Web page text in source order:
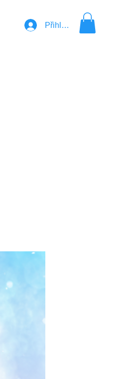
Přihlásit se